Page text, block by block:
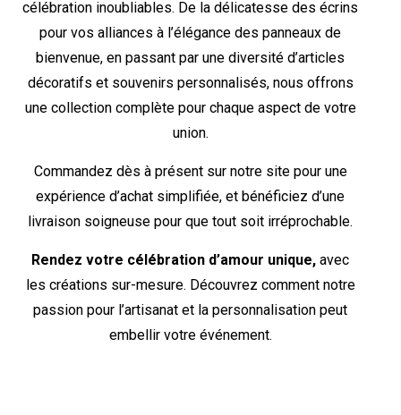
célébration inoubliables. De la délicatesse des écrins
pour vos alliances à l’élégance des panneaux de
bienvenue, en passant par une diversité d’articles
décoratifs et souvenirs personnalisés, nous offrons
une collection complète pour chaque aspect de votre
union.
Commandez dès à présent sur notre site pour une
expérience d’achat simplifiée, et bénéficiez d’une
livraison soigneuse pour que tout soit irréprochable.
Rendez votre célébration d’amour unique, avec
les créations sur-mesure. Découvrez comment notre
passion pour l’artisanat et la personnalisation peut
embellir votre événement.